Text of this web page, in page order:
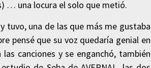
… una locura el solo que metió.
tuvo, una de las que más me gustaba
pensé que su voz quedaría genial en
canciones y se enganchó, también